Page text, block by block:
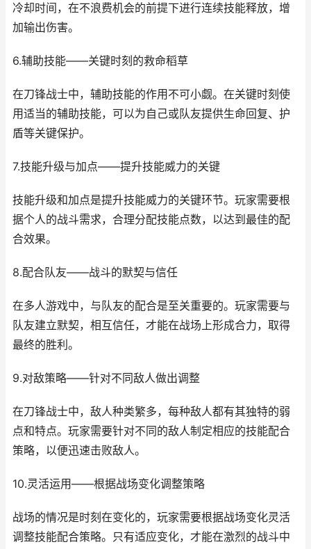
冷却时间，在不浪费机会的前提下进行连续技能释放，增
加输出伤害。
6.辅助技能——关键时刻的救命稻草
在刀锋战士中，辅助技能的作用不可小觑。在关键时刻使
用适当的辅助技能，可以为自己或队友提供生命回复、护
盾等关键保护。
7.技能升级与加点——提升技能威力的关键
技能升级和加点是提升技能威力的关键环节。玩家需要根
据个人的战斗需求，合理分配技能点数，以达到最佳的配
合效果。
8.配合队友——战斗的默契与信任
在多人游戏中，与队友的配合是至关重要的。玩家需要与
队友建立默契，相互信任，才能在战场上形成合力，取得
最终的胜利。
9.对敌策略——针对不同敌人做出调整
在刀锋战士中，敌人种类繁多，每种敌人都有其独特的弱
点和特点。玩家需要针对不同的敌人制定相应的技能配合
策略，以便迅速击败敌人。
10.灵活运用——根据战场变化调整策略
战场的情况是时刻在变化的，玩家需要根据战场变化灵活
调整技能配合策略。只有适应变化，才能在激烈的战斗中